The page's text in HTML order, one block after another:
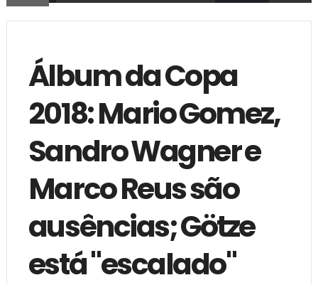
Álbum da Copa
2018: Mario Gomez,
Sandro Wagner e
Marco Reus são
ausências; Götze
está "escalado"